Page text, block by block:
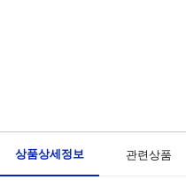
상품상세정보 관련상품